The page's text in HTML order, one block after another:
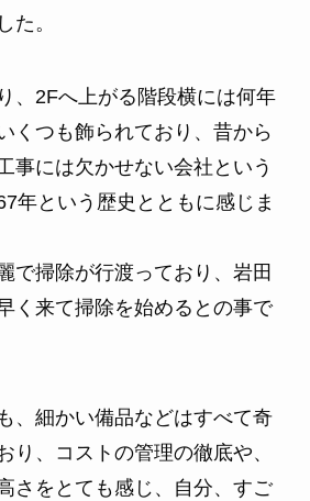
た。
、2Fへ上がる階段横には何年
くつも飾られており、昔から
事には欠かせない会社という
年という歴史とともに感じま
で掃除が行渡っており、岩田
く来て掃除を始めるとの事で
、細かい備品などはすべて奇
り、コストの管理の徹底や、
さをとても感じ、自分、すご